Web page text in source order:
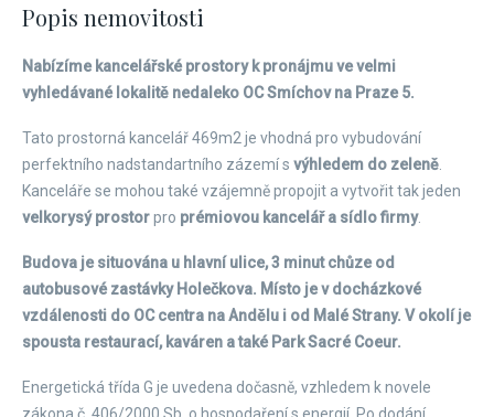
Popis nemovitosti
Nabízíme kancelářské prostory k pronájmu ve velmi
vyhledávané lokalitě nedaleko OC Smíchov na Praze 5.
Tato prostorná kancelář 469m2 je vhodná pro vybudování
perfektního nadstandartního zázemí s výhledem do zeleně
Kanceláře se mohou také vzájemně propojit a vytvořit tak jeden
velkorysý prostorpro prémiovou kancelář a sídlo firmy.
Budova je situována u hlavní ulice, 3 minut chůze od
autobusové zastávky Holečkova. Místo je v docházkové
vzdálenosti do OC centra na Andělu i od Malé Strany. V okolí je
spousta restaurací, kaváren a také Park Sacré Coeur.
Energetická třída G je uvedena dočasně, vzhledem k novele